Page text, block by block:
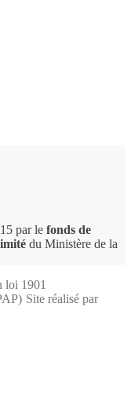
par le fonds de
du Ministère de la
loi 1901
·Site réalisé par